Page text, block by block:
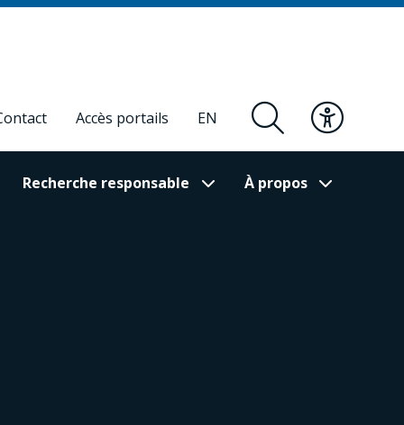
Accès portails EN
Recherche responsable À propos